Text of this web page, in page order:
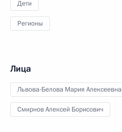
Дети
Регионы
Лица
Львова-Белова Мария Алексеевна
Смирнов Алексей Борисович